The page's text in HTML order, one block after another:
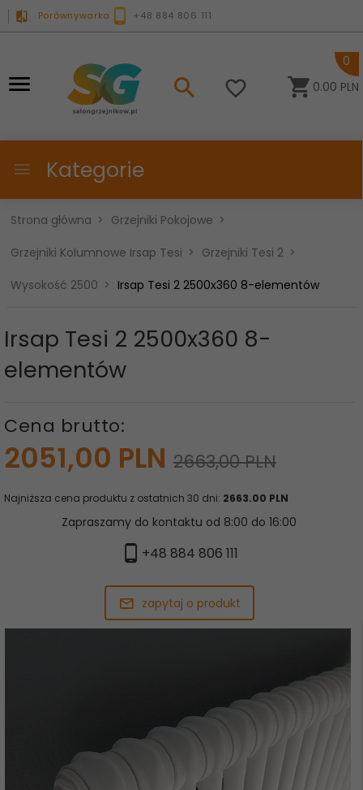
Porównywarka +48 884 806 111
0.00 PLN
0
Kategorie
Strona główna
Grzejniki Pokojowe
Grzejniki Kolumnowe Irsap Tesi
Grzejniki Tesi 2
Wysokość 2500
Irsap Tesi 2 2500x360 8-elementów
Irsap Tesi 2 2500x360 8-
elementów
Cena brutto:
2051,00 PLN 2663,00 PLN
Najniższa cena produktu z ostatnich 30 dni: 2663.00 PLN
Zapraszamy do kontaktu od 8:00 do 16:00
+48 884 806 111
zapytaj o produkt